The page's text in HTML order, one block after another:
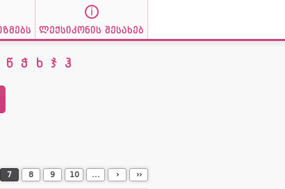
ლექსიკონის შესახებ
წ ჭ ხ ჯ ჰ
7 8 9 10 ... › ››